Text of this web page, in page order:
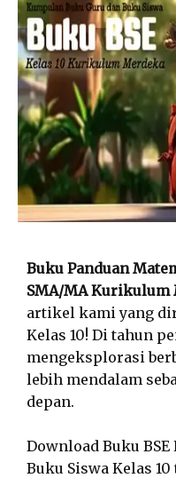
Buku Panduan
SMA/MA Kurikulum
artikel kami yang
Kelas 10! Di tahun
mengeksplorasi
lebih mendalam
depan.
Download Buku
Buku Siswa Kelas